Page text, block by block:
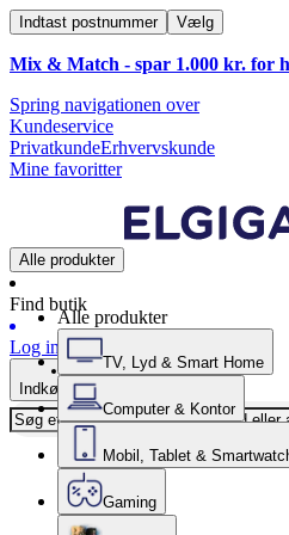
Indtast postnummer Vælg
Mix & Match - spar 1.000 kr. for
Spring navigationen over
Kundeservice
PrivatkundeErhvervskunde
Mine favoritter
Alle produkter
Find butik
Log ind
Indkøbskurv
Alle produkter
TV, Lyd & Smart Home
Computer & Kontor
Mobil, Tablet &
Gaming